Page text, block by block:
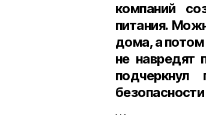
компаний
питания.
дома, а потом
не навредят
подчеркнул